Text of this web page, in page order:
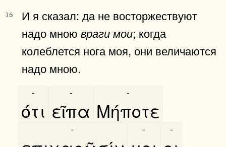
16
И я сказал: да не восторжествуют
надо мною враги мои; когда
колеблется нога моя, они величаются
надо мною.
ότι
-
εῖπα
-
Μήποτε
-
- - -